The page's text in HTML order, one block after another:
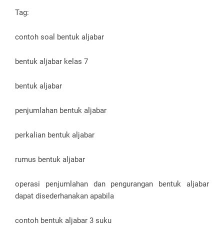
Tag:
contoh soal bentuk aljabar
bentuk aljabar kelas 7
bentuk aljabar
penjumlahan bentuk aljabar
perkalian bentuk aljabar
rumus bentuk aljabar
operasi penjumlahan dan pengurangan bentuk aljabar
dapat disederhanakan apabila
contoh bentuk aljabar 3 suku